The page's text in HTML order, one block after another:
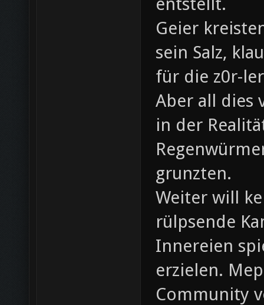
Geier
sein Salz,
für die z0r-
Aber all dies
in der
grunzten.
Weiter will
rülpsende
Innereien
erzielen.
Community